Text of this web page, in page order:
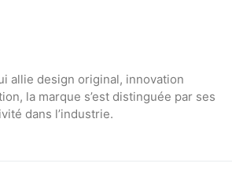
allie design original, innovation
la marque s’est distinguée par ses
dans l’industrie.